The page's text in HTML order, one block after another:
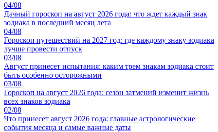
04/08
Дачный гороскоп на август 2026 года: что ждет каждый знак
зодиака в последний месяц лета
04/08
Гороскоп путешествий на 2027 год: где каждому знаку зодиака
лучше провести отпуск
03/08
Август принесет испытания: каким трем знакам зодиака стоит
быть особенно осторожными
03/08
Гороскоп на август 2026 года: сезон затмений изменит жизнь
всех знаков зодиака
02/08
Что принесет август 2026 года: главные астрологические
события месяца и самые важные даты